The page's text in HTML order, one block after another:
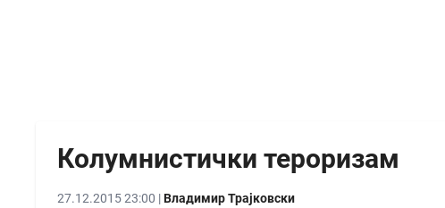
Колумнистички тероризам
27.12.2015 23:00 |Владимир Трајковски